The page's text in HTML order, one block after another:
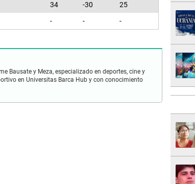
34 -30
25
- - -
Bausate y Meza, especializado en deportes, cine y
en Universitas Barca Hub y con conocimiento